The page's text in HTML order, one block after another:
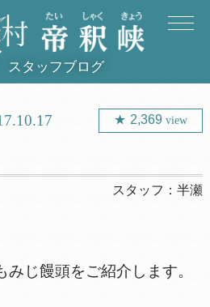
スタッフブログ
2,369view
スタッフ：半瀬
じ饅頭をご紹介します。